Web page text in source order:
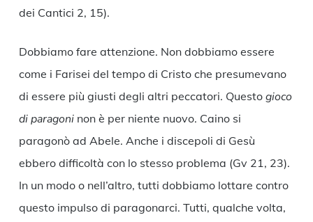
dei Cantici 2, 15).
Dobbiamo fare attenzione. Non dobbiamo essere
come i Farisei del tempo di Cristo che presumevano
di essere più giusti degli altri peccatori. Questo gioco
di paragoninon è per niente nuovo. Caino si
paragonò ad Abele. Anche i discepoli di Gesù
ebbero difficoltà con lo stesso problema (Gv 21, 23).
In un modo o nell’altro, tutti dobbiamo lottare contro
questo impulso di paragonarci. Tutti, qualche volta,